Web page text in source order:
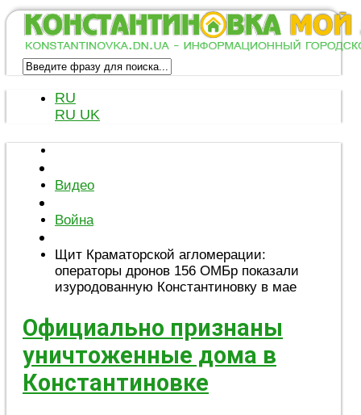
RU
RU UK
Видео
Война
Щит Краматорской агломерации:
операторы дронов 156 ОМБр показали
изуродованную Константиновку в мае
Официально признаны
уничтоженные дома в
Константиновке